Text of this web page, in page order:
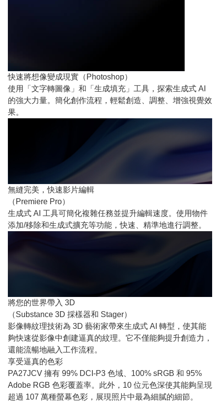
快速將想像變成現實（Photoshop）
使用「文字轉圖像」和「生成填充」工具，探索生成式 AI
的強大力量。簡化創作流程，輕鬆創造、調整、增強視覺效
果。
無縫完美，快速影片編輯
（Premiere Pro）
生成式 AI 工具可簡化複雜任務並提升編輯速度。使用物件
添加/移除和生成式擴充等功能，快速、精準地進行調整。
將您的世界帶入 3D
（Substance 3D 採樣器和 Stager）
影像轉紋理技術為 3D 藝術家帶來生成式 AI 轉型，使其能
夠快速從影像中創建逼真的紋理。它不僅能夠提升創造力，
還能流暢地融入工作流程。
享受逼真的色彩
PA27JCV 擁有 99% DCI-P3 色域、100% sRGB 和 95%
Adob​​e RGB 色彩覆蓋率。此外，10 位元色深使其能夠呈現
超過 107 萬種螢幕色彩，展現照片中最為細膩的細節。